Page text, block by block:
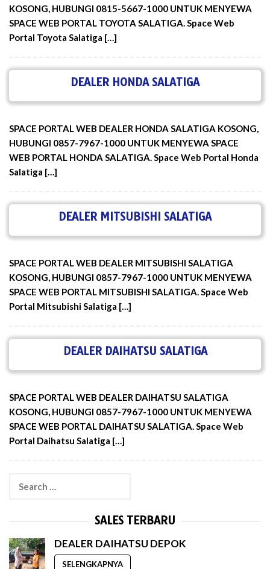
KOSONG, HUBUNGI 0815-5667-1000 UNTUK MENYEWA
SPACE WEB PORTAL TOYOTA SALATIGA. Space Web
Portal Toyota Salatiga […]
DEALER HONDA SALATIGA
SPACE PORTAL WEB DEALER HONDA SALATIGA KOSONG,
HUBUNGI 0857-7967-1000 UNTUK MENYEWA SPACE
WEB PORTAL HONDA SALATIGA. Space Web Portal Honda
Salatiga […]
DEALER MITSUBISHI SALATIGA
SPACE PORTAL WEB DEALER MITSUBISHI SALATIGA
KOSONG, HUBUNGI 0857-7967-1000 UNTUK MENYEWA
SPACE WEB PORTAL MITSUBISHI SALATIGA. Space Web
Portal Mitsubishi Salatiga […]
DEALER DAIHATSU SALATIGA
SPACE PORTAL WEB DEALER DAIHATSU SALATIGA
KOSONG, HUBUNGI 0857-7967-1000 UNTUK MENYEWA
SPACE WEB PORTAL DAIHATSU SALATIGA. Space Web
Portal Daihatsu Salatiga […]
SALES TERBARU
DEALER DAIHATSU DEPOK
SELENGKAPNYA